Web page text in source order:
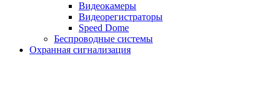
Видеокамеры
Видеорегистраторы
Speed Dome
Беспроводные системы
Охранная сигнализация